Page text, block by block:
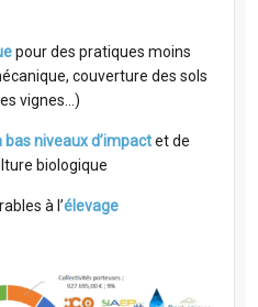
pour des pratiques moins
couverture des sols
vignes…)
bas niveaux d’impactet de
biologique
à l’élevage